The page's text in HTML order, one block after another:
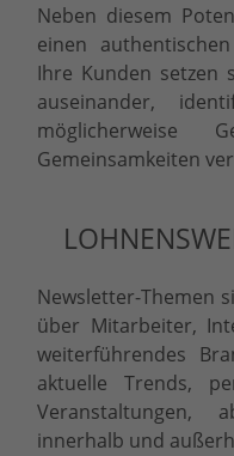
Neben diesem
einen
Ihre Kunden setzen
auseinander,
möglicherweise
Gemeinsamkeiten
Newsletter-Themen
über Mitarbeiter,
weiterführendes
aktuelle Trends,
Veranstaltungen,
innerhalb und